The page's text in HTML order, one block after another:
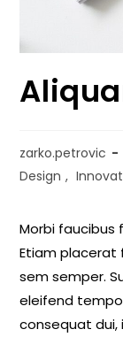
zarko.petrovic
Design ,
Morbi faucibus
Etiam placerat
sem semper.
eleifend
consequat dui,